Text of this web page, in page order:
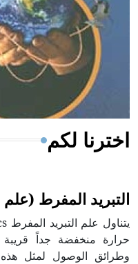
- هل تعلم أن المرجان
من مادة كربونات
أجود أنواعه، ويمتاز
اخترنا لكم
التبريد المفرط (علم
حرارة منخفضة جداً
وطرائق الوصول لمثل